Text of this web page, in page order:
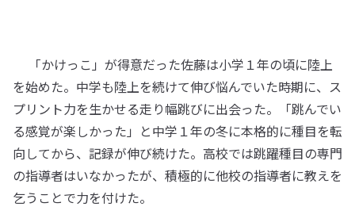
「かけっこ」が得意だった佐藤は小学１年の頃に陸上
を始めた。中学も陸上を続けて伸び悩んでいた時期に、ス
プリント力を生かせる走り幅跳びに出会った。「跳んでい
る感覚が楽しかった」と中学１年の冬に本格的に種目を転
向してから、記録が伸び続けた。高校では跳躍種目の専門
の指導者はいなかったが、積極的に他校の指導者に教えを
乞うことで力を付けた。